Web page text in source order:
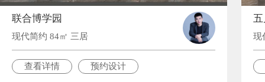
联合博学园
现代简约 84㎡ 三居
查看详情 预约设计
现